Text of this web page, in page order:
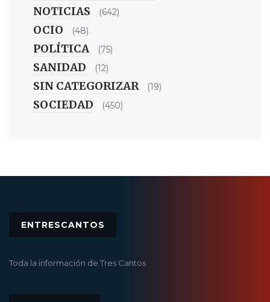
NOTICIAS (642)
OCIO (48)
POLÍTICA (75)
SANIDAD (12)
SIN CATEGORIZAR (19)
SOCIEDAD (450)
ENTRESCANTOS
Toda la información de Tres Cantos